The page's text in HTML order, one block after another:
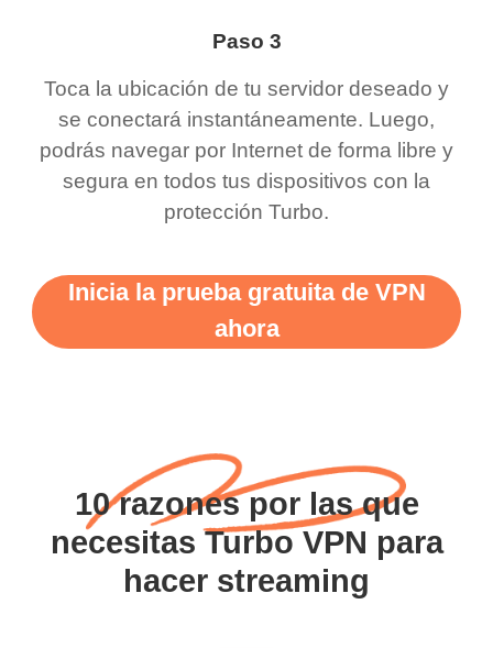
Paso 3
Toca la ubicación de tu servidor deseado y
se conectará instantáneamente. Luego,
podrás navegar por Internet de forma libre y
segura en todos tus dispositivos con la
protección Turbo.
Inicia la prueba gratuita de VPN
ahora
10 razones por las que
necesitas Turbo VPN para
hacer streaming